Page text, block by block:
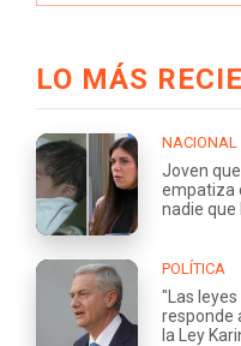
LO MÁS
NACIONAL
Joven
empatiza
nadie que
POLÍTICA
"Las
responde
la Ley